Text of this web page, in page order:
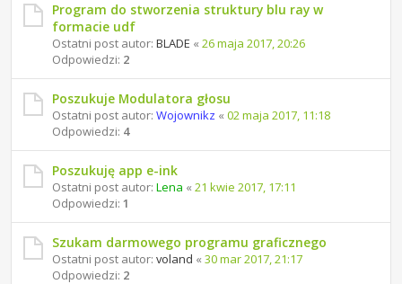
Program do stworzenia struktury blu ray w
formacie udf
Ostatni post autor: BLADE « 26 maja 2017, 20:26
Odpowiedzi: 2
Poszukuje Modulatora głosu
Ostatni post autor: Wojownikz « 02 maja 2017, 11:18
Odpowiedzi: 4
Poszukuję app e-ink
Ostatni post autor: Lena « 21 kwie 2017, 17:11
Odpowiedzi: 1
Szukam darmowego programu graficznego
Ostatni post autor: voland « 30 mar 2017, 21:17
Odpowiedzi: 2